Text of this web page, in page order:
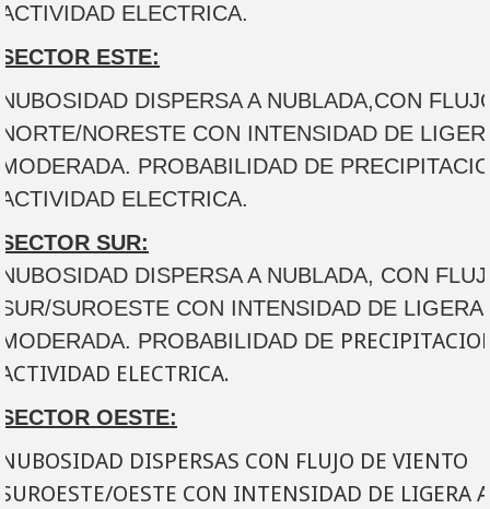
ACTIVIDAD ELECTRICA.
SECTOR ESTE:
NUBOSIDAD DISPERSA A NUBLADA,CON
NORTE/NORESTE CON INTENSIDAD DE
MODERADA. PROBABILIDAD DE
ACTIVIDAD ELECTRICA.
SECTOR SUR:
NUBOSIDAD DISPERSA A NUBLADA, CON
SUR/SUROESTE CON INTENSIDAD DE LIGERA
MODERADA. PROBABILIDAD DE
ACTIVIDAD ELECTRICA.
SECTOR OESTE:
NUBOSIDAD DISPERSAS CON FLUJO DE VIENTO
SUROESTE/OESTE CON INTENSIDAD DE LIGERA